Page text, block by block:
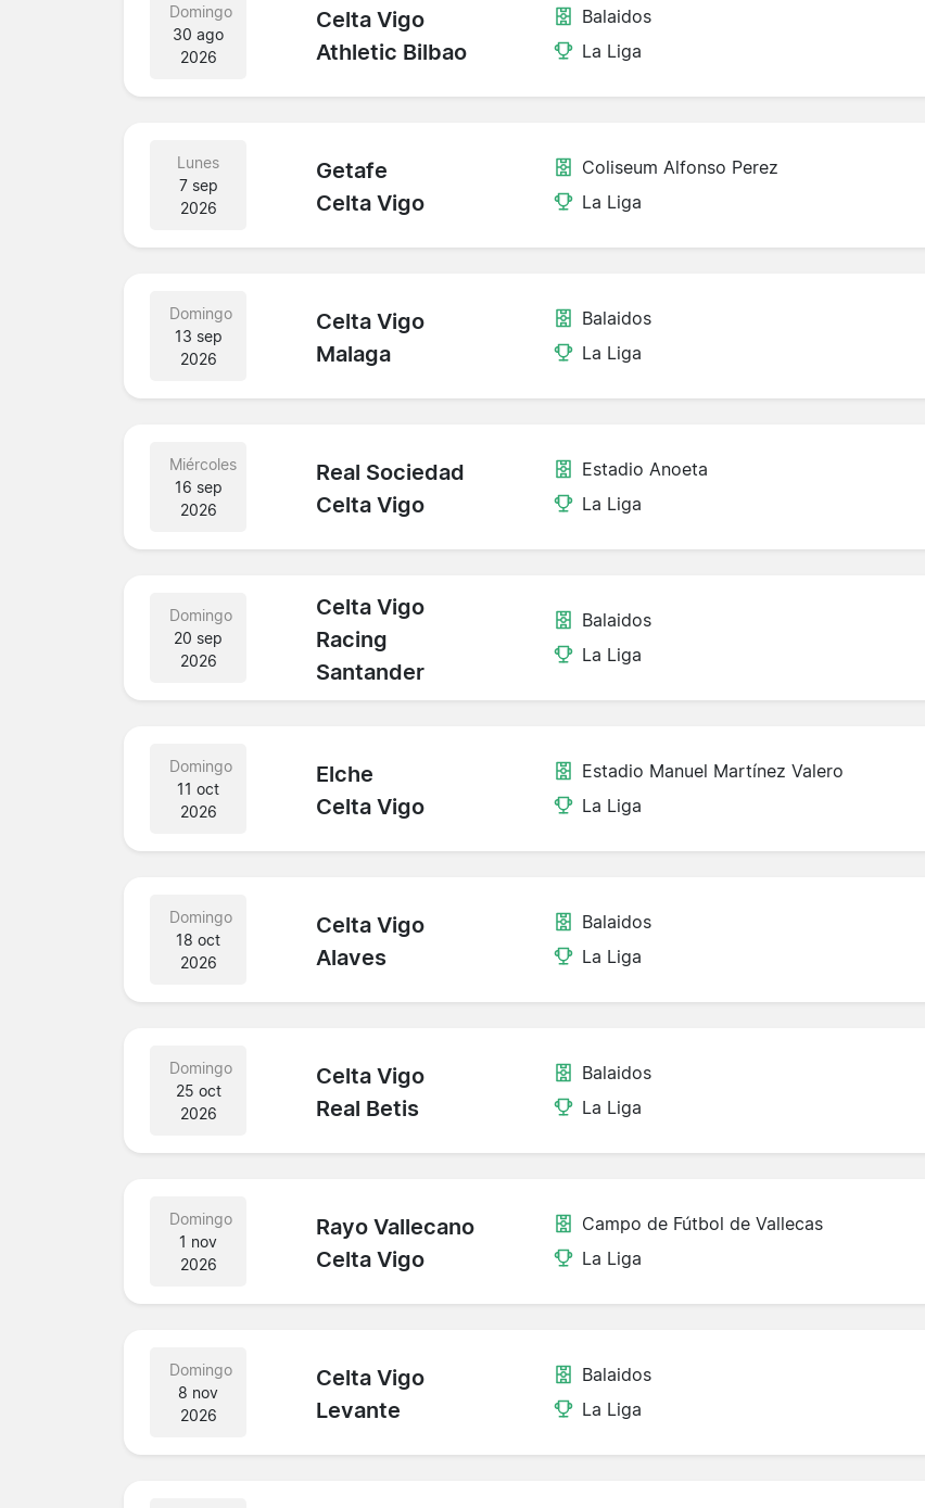
Domingo
30 ago
2026
Celta Vigo
Athletic Bilbao
Balaidos
La Liga
Lunes
7 sep
2026
Getafe
Celta Vigo
Coliseum Alfonso Perez
La Liga
Domingo
13 sep
2026
Celta Vigo
Malaga
Balaidos
La Liga
Miércoles
16 sep
2026
Real Sociedad
Celta Vigo
Estadio Anoeta
La Liga
Domingo
20 sep
2026
Celta Vigo
Racing
Santander
Balaidos
La Liga
Domingo
11 oct
2026
Elche
Celta Vigo
Estadio Manuel Martínez Valero
La Liga
Domingo
18 oct
2026
Celta Vigo
Alaves
Balaidos
La Liga
Domingo
25 oct
2026
Celta Vigo
Real Betis
Balaidos
La Liga
Domingo
1 nov
2026
Rayo Vallecano
Celta Vigo
Campo de Fútbol de Vallecas
La Liga
Domingo
8 nov
2026
Celta Vigo
Levante
Balaidos
La Liga